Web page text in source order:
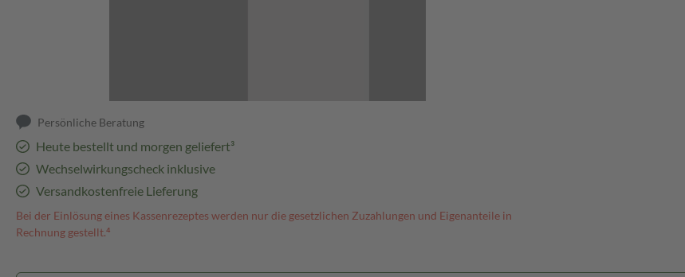
Persönliche Beratung
Heute bestellt und morgen geliefert³
Wechselwirkungscheck inklusive
Versandkostenfreie Lieferung
Bei der Einlösung eines Kassenrezeptes werden nur die gesetzlichen Zuzahlungen und Eigenanteile in
Rechnung gestellt.⁴